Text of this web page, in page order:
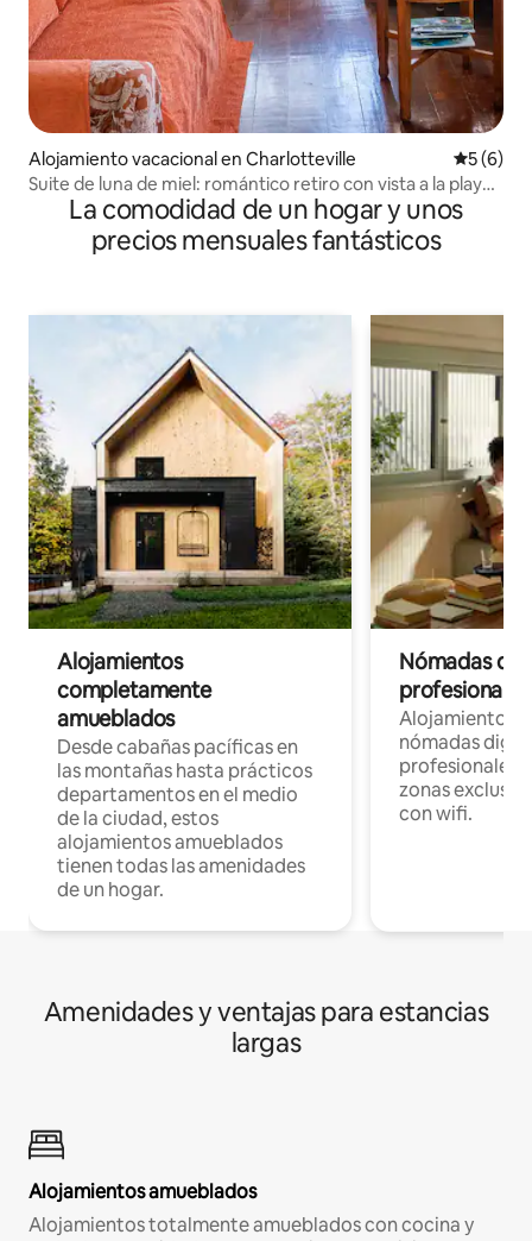
Alojamiento vacacional en Charlotteville
5 (6)
Suite de luna de miel: romántico retiro con vista a la playa
en Tobago
La comodidad de un hogar y unos
precios mensuales fantásticos
Alojamientos
completamente
amueblados
Desde cabañas pacíficas en
las montañas hasta prácticos
departamentos en el medio
de la ciudad, estos
alojamientos amueblados
tienen todas las amenidades
de un hogar.
Nómadas
Alojamientos
nómadas
profesionales
zonas
con wifi.
Amenidades y ventajas para estancias
largas
Alojamientos amueblados
Alojamientos totalmente amueblados con cocina y